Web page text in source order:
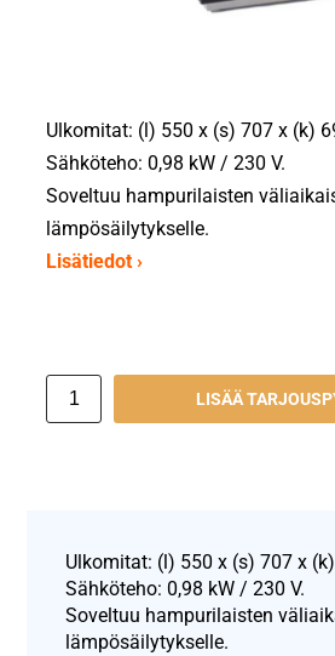
Ulkomitat: (l) 550 x (s) 707 x (k)
Sähköteho: 0,98 kW / 230 V.
Soveltuu hampurilaisten
lämpösäilytykselle.
Lisätiedot ›
LISÄÄ
Ulkomitat: (l) 550 x (s) 707 x
Sähköteho: 0,98 kW / 230 V.
Soveltuu hampurilaisten
lämpösäilytykselle.